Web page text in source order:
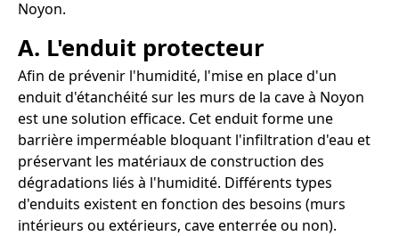
Noyon.
A. L'enduit protecteur
Afin de prévenir l'humidité, l'mise en place d'un
enduit d'étanchéité sur les murs de la cave à Noyon
est une solution efficace. Cet enduit forme une
barrière imperméable bloquant l'infiltration d'eau et
préservant les matériaux de construction des
dégradations liés à l'humidité. Différents types
d'enduits existent en fonction des besoins (murs
intérieurs ou extérieurs, cave enterrée ou non).